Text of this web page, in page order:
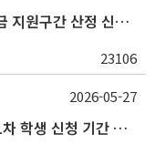
2026학년도 2학기 한국장학재단 학자금 지원구간 산정 신청 안내
23106
2026학년도 2학기 국가근로장학사업 1차 학생 신청 기간 안내
2026-05-27